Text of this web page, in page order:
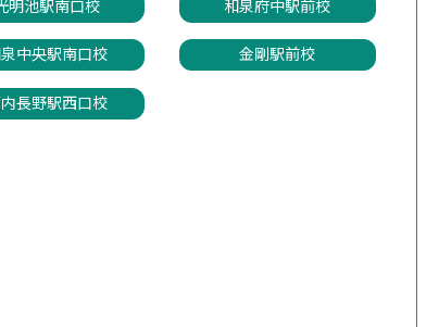
明池駅南口校 和泉府中駅前校
中央駅南口校 金剛駅前校
長野駅西口校